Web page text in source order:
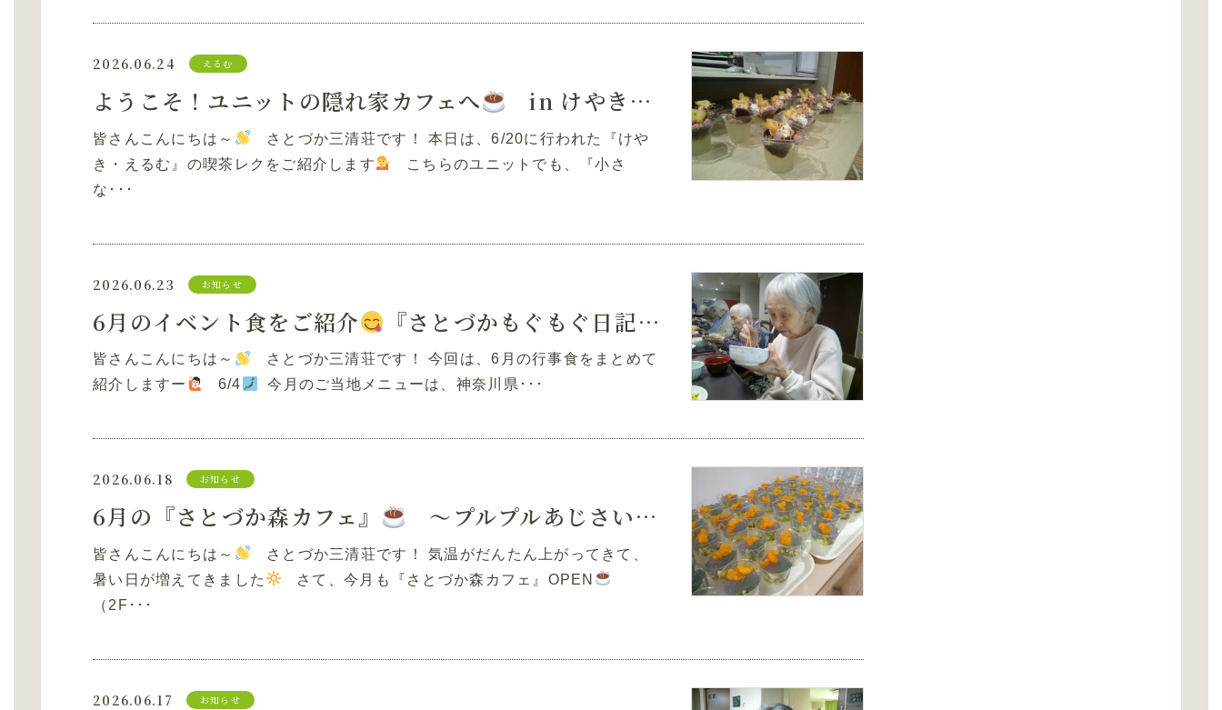
2026.06.24 えるむ
ようこそ！ユニットの隠れ家カフェへ in けやき・えるむ
皆さんこんにちは～
さとづか三清荘です！ 本日は、6/20に行われた『けや
き・えるむ』の喫茶レクをご紹介します
こちらのユニットでも、『小さ
な･･･
2026.06.23 お知らせ
6月のイベント食をご紹介 『さとづかもぐもぐ日記』vol.3
皆さんこんにちは～
さとづか三清荘です！ 今回は、6月の行事食をまとめて
紹介しますー
6/4 今月のご当地メニューは、神奈川県･･･
2026.06.18 お知らせ
6月の『さとづか森カフェ』 ～プルプルあじさいゼリー～
皆さんこんにちは～
さとづか三清荘です！ 気温がだんたん上がってきて、
暑い日が増えてきました
さて、今月も『さとづか森カフェ』OPEN
（2F･･･
2026.06.17 お知らせ